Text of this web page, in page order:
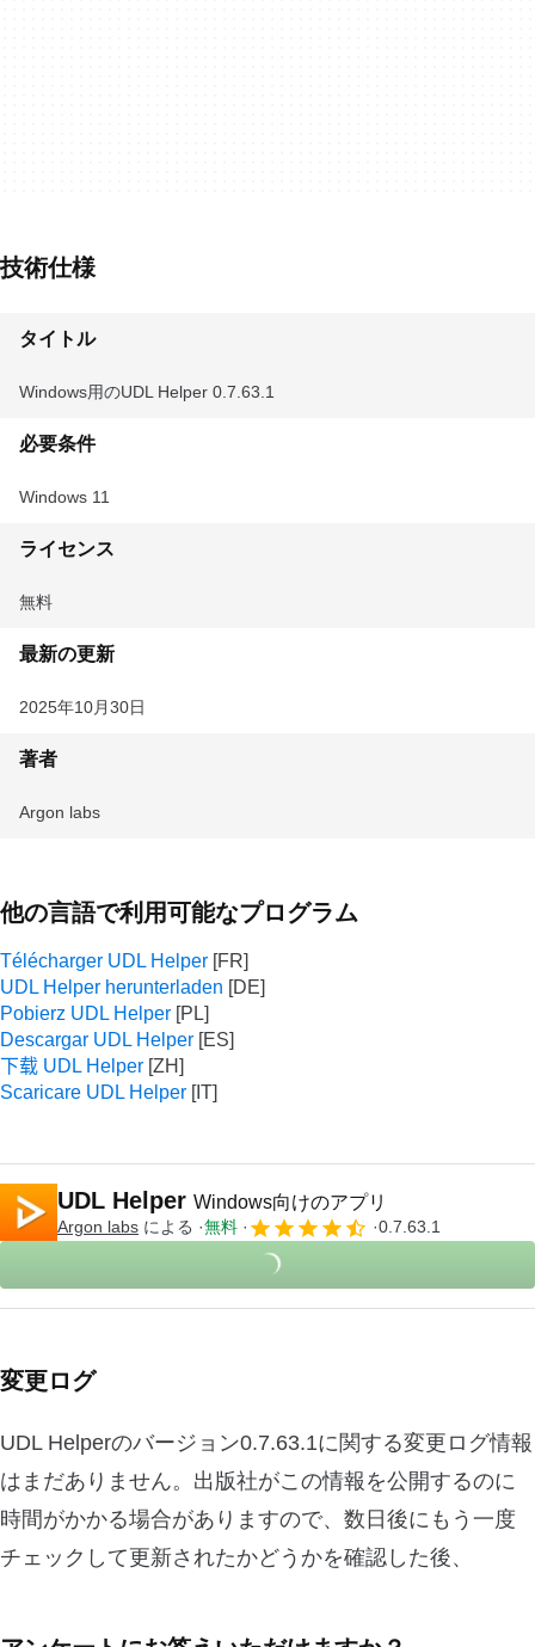
技術仕様
タイトル
Windows用のUDL Helper 0.7.63.1
必要条件
Windows 11
ライセンス
無料
最新の更新
2025年10月30日
著者
Argon labs
他の言語で利用可能なプログラム
Télécharger UDL Helper
UDL Helper herunterladen
Pobierz UDL Helper
Descargar UDL Helper
下载 UDL Helper
Scaricare UDL Helper
UDL Helper Windows向けのアプリ
Argon labs による 無料 0.7.63.1
変更ログ
UDL Helperのバージョン0.7.63.1に関する変更ログ情報
はまだありません。出版社がこの情報を公開するのに
時間がかかる場合がありますので、数日後にもう一度
チェックして更新されたかどうかを確認した後、